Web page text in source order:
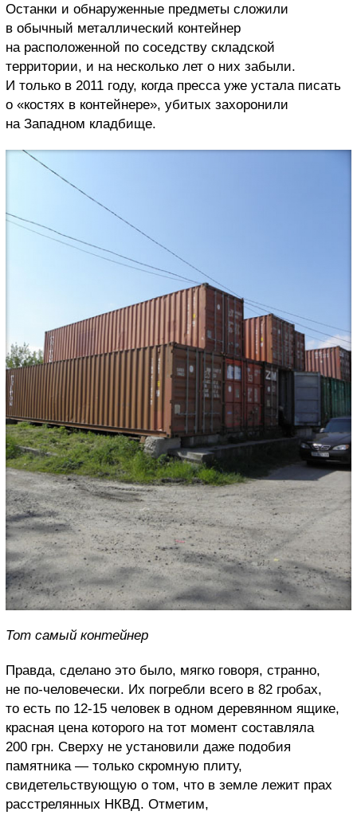
Останки и обнаруженные предметы сложили
в обычный металлический контейнер
на расположенной по соседству складской
территории, и на несколько лет о них забыли.
И только в 2011 году, когда пресса уже устала писать
о «костях в контейнере», убитых захоронили
на Западном кладбище.
Тот самый контейнер
Правда, сделано это было, мягко говоря, странно,
не по-человечески. Их погребли всего в 82 гробах,
то есть по 12-15 человек в одном деревянном ящике,
красная цена которого на тот момент составляла
200 грн. Сверху не установили даже подобия
памятника — только скромную плиту,
свидетельствующую о том, что в земле лежит прах
расстрелянных НКВД. Отметим,